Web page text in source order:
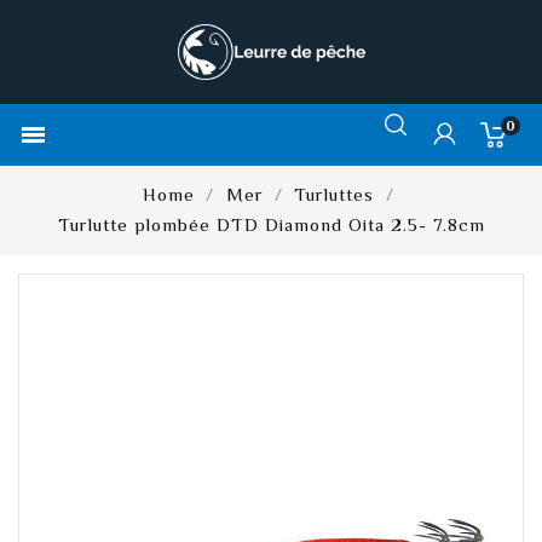
 0
Home Mer
Turluttes
Turlutte plombée DTD Diamond Oita 2.5- 7.8cm